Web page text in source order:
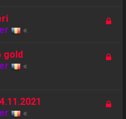
«
gold
«
«